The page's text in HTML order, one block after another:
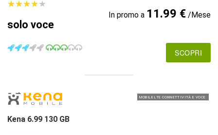
★★★★★
★★★★★
solo voce
In promo a 11.99 €/Mese
SCOPRI
MOBILE LTE CONNETTIVITÀ E VOCE
Kena 6.99 130 GB